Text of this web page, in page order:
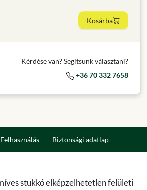
Kosárba
Kérdése van? Segítsünk választani?
+36 70 332 7658
Felhasználás Biztonsági adatlap
stukkó elképzelhetetlen felületi